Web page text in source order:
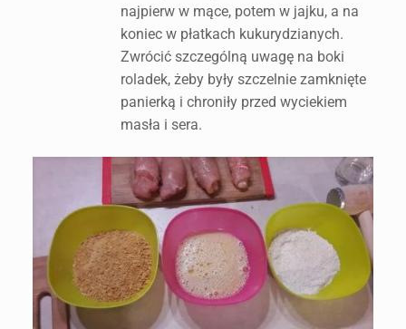
najpierw w mące, potem w jajku, a na
koniec w płatkach kukurydzianych.
Zwrócić szczególną uwagę na boki
roladek, żeby były szczelnie zamknięte
panierką i chroniły przed wyciekiem
masła i sera.